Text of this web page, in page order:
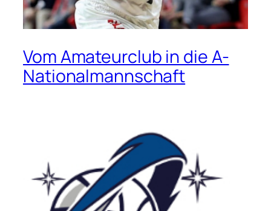
Vom Amateurclub in die A-
Nationalmannschaft